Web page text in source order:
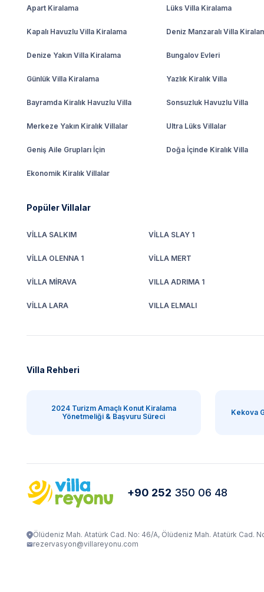
Apart Kiralama Lüks Villa Kiralama
Kapalı Havuzlu Villa Kiralama Deniz Manzaralı Villa
Denize Yakın Villa Kiralama Bungalov Evleri
Günlük Villa Kiralama Yazlık Kiralık Villa
Bayramda Kiralık Havuzlu Villa Sonsuzluk Havuzlu Villa
Merkeze Yakın Kiralık Villalar Ultra Lüks Villalar
Geniş Aile Grupları İçin Doğa İçinde Kiralık Villa
Ekonomik Kiralık Villalar
Popüler Villalar
VİLLA SALKIM VİLLA SLAY 1
VİLLA OLENNA 1 VİLLA MERT
VİLLA MİRAVA VILLA ADRIMA 1
VİLLA LARA VILLA ELMALI
Villa Rehberi
2024 Turizm Amaçlı Konut Kiralama
Yönetmeliği & Başvuru Süreci
Kekova
+90 252 350 06 48
Ölüdeniz Mah. Atatürk Cad. No: 46/A, Ölüdeniz Mah. Atatürk Cad.
rezervasyon@villareyonu.com